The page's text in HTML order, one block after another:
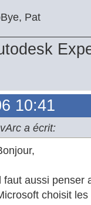
Pat
10:41
a écrit:
faut aussi penser
choisit